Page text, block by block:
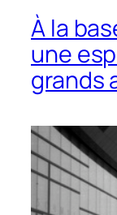
À la
une
grands